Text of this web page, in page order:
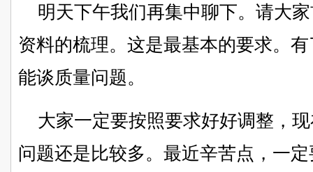
明天下午我们再集中聊下。请大
资料的梳理。这是最基本的要求。
能谈质量问题。
大家一定要按照要求好好调整，
问题还是比较多。最近辛苦点，一